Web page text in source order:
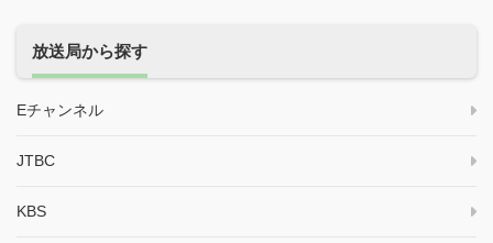
放送局から探す
Eチャンネル
JTBC
KBS